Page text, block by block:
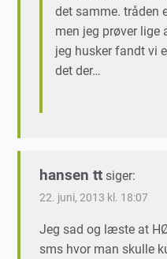
det samme. tråden
men jeg prøver lige
jeg husker fandt vi
det der…
hansen tt siger:
22. juni, 2013 kl. 18:07
Jeg sad og læste at
sms hvor man skulle